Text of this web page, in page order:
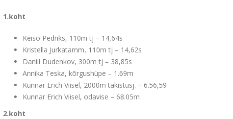
1.koht
Keiso Pedriks, 110m tj – 14,64s
Kristella Jurkatamm, 110m tj – 14,62s
Daniil Dudenkov, 300m tj – 38,85s
Annika Teska, kõrgushüpe – 1.69m
Kunnar Erich Viisel, 2000m takistusj. – 6.56,59
Kunnar Erich Viisel, odavise – 68.05m
2.koht